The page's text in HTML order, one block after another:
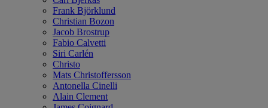
Frank Björklund
Christian Bozon
Jacob Brostrup
Fabio Calvetti
Siri Carlén
Christo
Mats Christoffersson
Antonella Cinelli
Alain Clement